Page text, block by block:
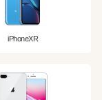
iPhoneXR